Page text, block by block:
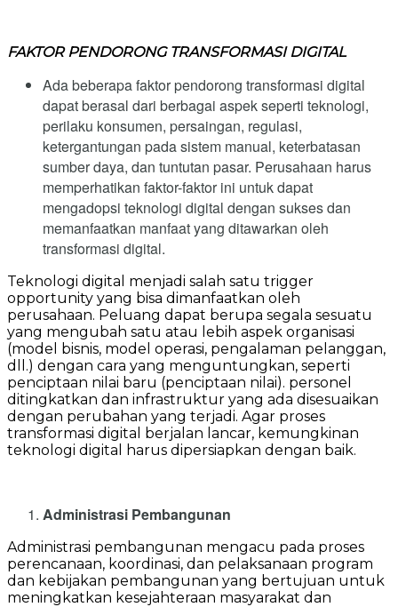
FAKTOR PENDORONG TRANSFORMASI DIGITAL
Ada beberapa faktor pendorong transformasi digital
dapat berasal dari berbagai aspek seperti teknologi,
perilaku konsumen, persaingan, regulasi,
ketergantungan pada sistem manual, keterbatasan
sumber daya, dan tuntutan pasar. Perusahaan harus
memperhatikan faktor-faktor ini untuk dapat
mengadopsi teknologi digital dengan sukses dan
memanfaatkan manfaat yang ditawarkan oleh
transformasi digital.
Teknologi digital menjadi salah satu trigger
opportunity yang bisa dimanfaatkan oleh
perusahaan. Peluang dapat berupa segala sesuatu
yang mengubah satu atau lebih aspek organisasi
(model bisnis, model operasi, pengalaman pelanggan,
dll.) dengan cara yang menguntungkan, seperti
penciptaan nilai baru (penciptaan nilai). personel
ditingkatkan dan infrastruktur yang ada disesuaikan
dengan perubahan yang terjadi. Agar proses
transformasi digital berjalan lancar, kemungkinan
teknologi digital harus dipersiapkan dengan baik.
Administrasi Pembangunan
Administrasi pembangunan mengacu pada proses
perencanaan, koordinasi, dan pelaksanaan program
dan kebijakan pembangunan yang bertujuan untuk
meningkatkan kesejahteraan masyarakat dan